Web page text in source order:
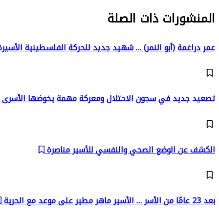
المنشورات ذات الصلة
عمر دراغمة (أبو النمر) … شهيد جديد للحركة الفلسطينية
تصعيد جديد في سجون الاحتلال ومعركة مهمة يخوضها الأسرى
الكشف عن الوضع الصحي والنفسي للأسير مناصرة
بعد 23 عامًا من الأسر … الأسير ماهر مطير على موعد مع الحرية